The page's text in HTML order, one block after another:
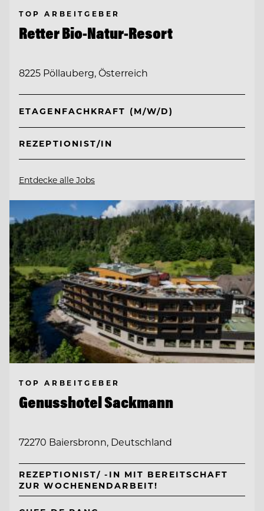
TOP ARBEITGEBER
Retter Bio-Natur-Resort
8225 Pöllauberg, Österreich
ETAGENFACHKRAFT (M/W/D)
REZEPTIONIST/IN
Entdecke alle Jobs
TOP ARBEITGEBER
Genusshotel Sackmann
72270 Baiersbronn, Deutschland
REZEPTIONIST/ -IN MIT BEREITSCHAFT
ZUR WOCHENENDARBEIT!